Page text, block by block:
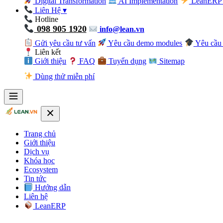
Liên Hệ▾
Hotline
098 905 1920
info@lean.vn
Gửi yêu cầu tư vấn
Yêu cầu demo modules
Yêu cầu
Liên kết
Giới thiệu
FAQ Tuyển dụng
Sitemap
Dùng thử miễn phí
Trang chủ
Giới thiệu
Dịch vụ
Khóa học
Ecosystem
Tin tức
Hướng dẫn
Liên hệ
LeanERP